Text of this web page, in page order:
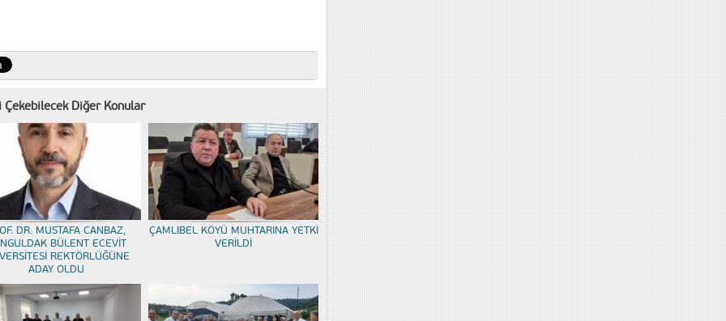
Çekebilecek Diğer Konular
DR. MUSTAFA CANBAZ,
BÜLENT ECEVİT
REKTÖRLÜĞÜNE
ADAY OLDU
ÇAMLIBEL KÖYÜ MUHTARINA YETKİ
VERİLDİ